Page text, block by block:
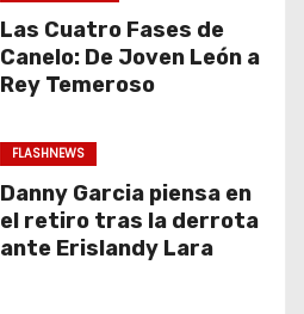
Las Cuatro Fases de
Canelo: De Joven León a
Rey Temeroso
FLASHNEWS
Danny Garcia piensa en
el retiro tras la derrota
ante Erislandy Lara